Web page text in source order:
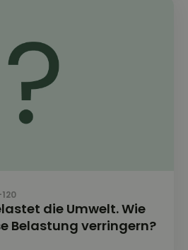
die Umwelt. Wie
Belastung verringern?